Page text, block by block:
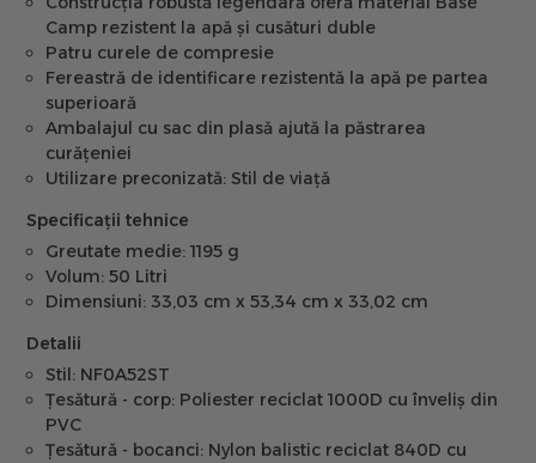
Camp rezistent la apă și cusături duble
Patru curele de compresie
Fereastră de identificare rezistentă la apă pe partea
superioară
Ambalajul cu sac din plasă ajută la păstrarea
curățeniei
Utilizare preconizată: Stil de viață
Specificații tehnice
Greutate medie: 1195 g
Volum: 50 Litri
Dimensiuni: 33,03 cm x 53,34 cm x 33,02 cm
Detalii
Stil: NF0A52ST
Țesătură - corp: Poliester reciclat 1000D cu înveliș din
PVC
Țesătură - bocanci: Nylon balistic reciclat 840D cu